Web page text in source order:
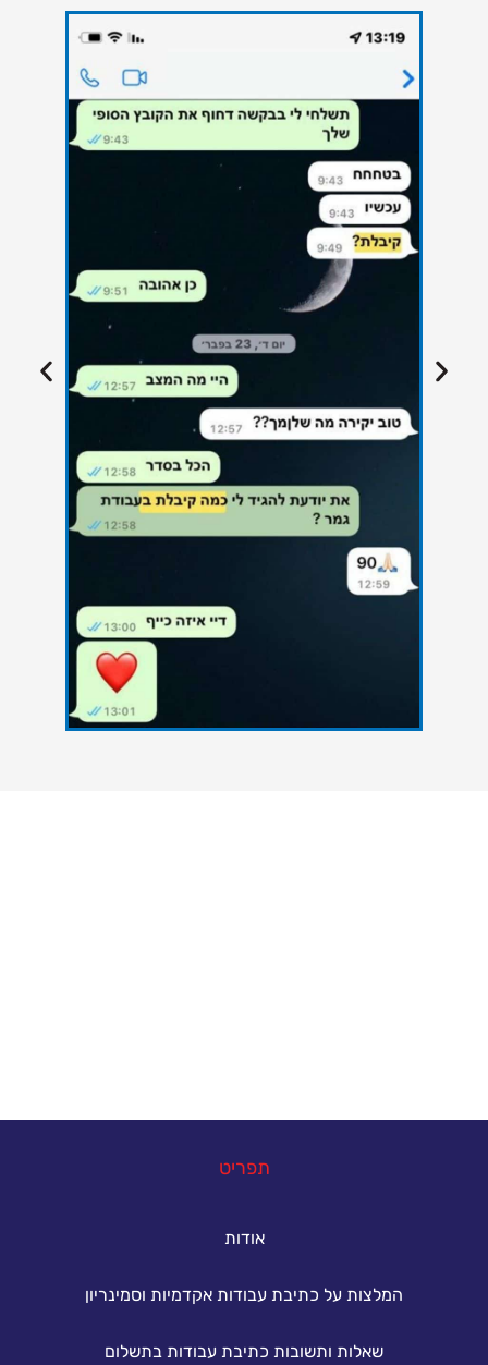
תפריט
אודות
המלצות על כתיבת עבודות אקדמיות וסמינריון
שאלות ותשובות כתיבת עבודות בתשלום